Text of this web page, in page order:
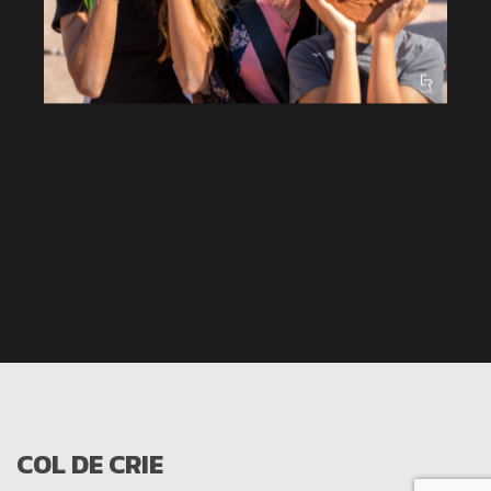
COL DE CRIE